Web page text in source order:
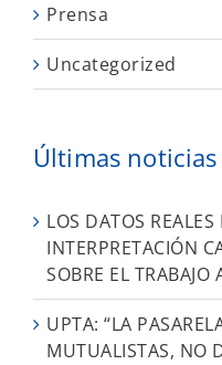
Prensa
Uncategorized
Últimas noticias
LOS DATOS
INTERPRETACIÓN
SOBRE EL
UPTA: “LA
MUTUALISTAS, NO